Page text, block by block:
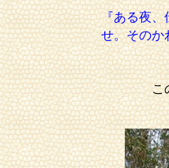
『ある夜、
せ。そのか
こ